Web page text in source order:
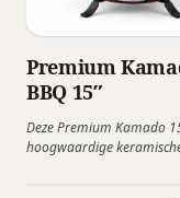
Premium
BBQ 15″
Deze Premium Kamado
hoogwaardige